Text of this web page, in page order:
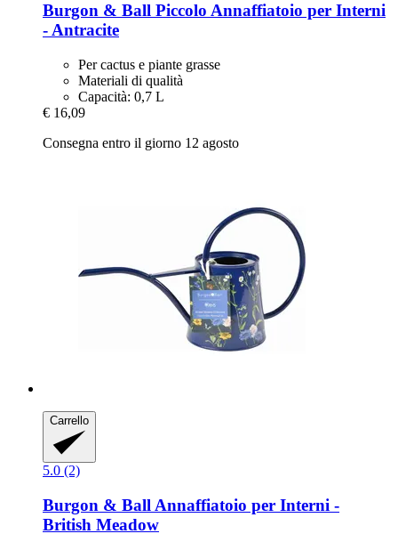
Burgon & Ball Piccolo Annaffiatoio per Interni
-​ Antracite
Per cactus e piante grasse
Materiali di qualità
Capacità: 0,7 L
€ 16,09
Consegna entro il giorno 12 agosto
Carrello
5.0 (2)
Burgon & Ball Annaffiatoio per Interni -​
British Meadow